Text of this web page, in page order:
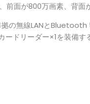
前面が800万画素、背面
の無線LANとBluetooth
ドリーダー×1を装備す